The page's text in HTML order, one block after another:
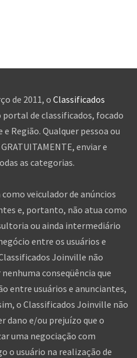
de 2011, o Classificados
de classificados, focado
Região. Qualquer pessoa ou
enviar e
as categorias.
veiculador de anúncios
e, portanto, não atua como
ou ainda intermediário
entre os usuários e
Joinville não
conseqüência que
entre usuários e anunciantes,
o Classificados Joinville não
dano e/ou prejuízo que o
uma negociação com
o usuário na realização de